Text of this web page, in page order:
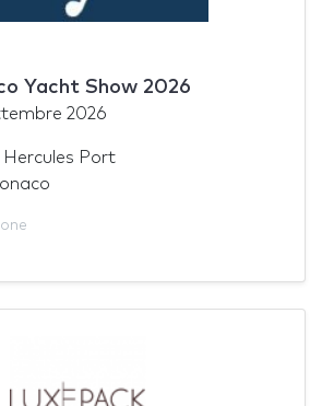
Yacht Show 2026
2026
Port